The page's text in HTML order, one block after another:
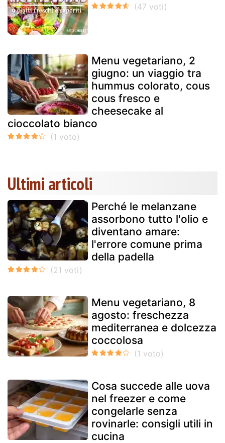
Menu vegetariano, 2
giugno: un viaggio tra
hummus colorato, cous
cous fresco e
cheesecake al
cioccolato bianco
Ultimi articoli
Perché le melanzane
assorbono tutto l'olio e
diventano amare:
l'errore comune prima
della padella
Menu vegetariano, 8
agosto: freschezza
mediterranea e dolcezza
coccolosa
Cosa succede alle uova
nel freezer e come
congelarle senza
rovinarle: consigli utili in
cucina